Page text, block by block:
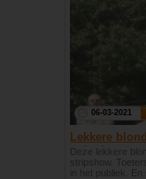
06-03-2021
Lekkere
stripshow een
Deze lekkere
stripshow.
in het publiek.